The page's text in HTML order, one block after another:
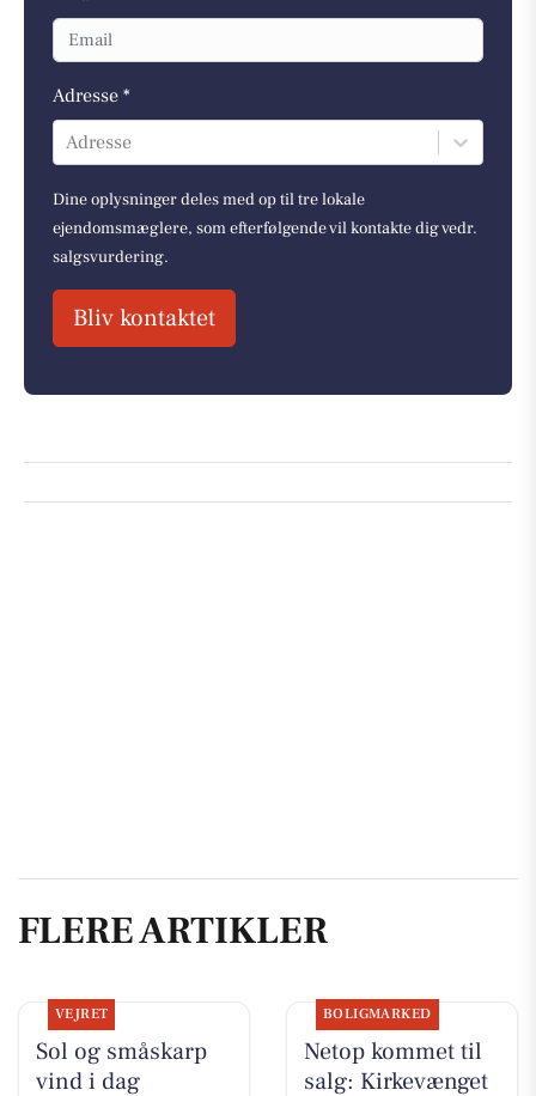
Adresse *
Adresse
Dine oplysninger deles med op til tre lokale
ejendomsmæglere, som efterfølgende vil kontakte dig vedr.
salgsvurdering.
Bliv kontaktet
FLERE ARTIKLER
VEJRET
Sol og småskarp
vind i dag
BOLIGMARKED
Netop kommet til
salg: Kirkevænget